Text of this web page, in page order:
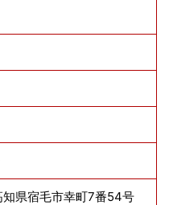
県宿毛市幸町7番54号